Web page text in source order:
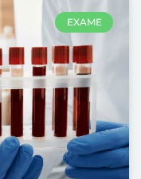
EXAME